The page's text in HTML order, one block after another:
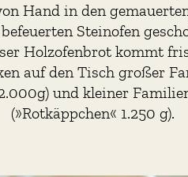
Hand in den
Steinofen
Holzofenbrot kommt
auf den Tisch großer
und kleiner
(»Rotkäppchen« 1.250 g).